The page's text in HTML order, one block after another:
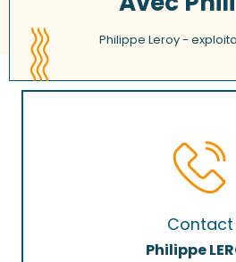
Philippe Leroy -
Contact
Philippe